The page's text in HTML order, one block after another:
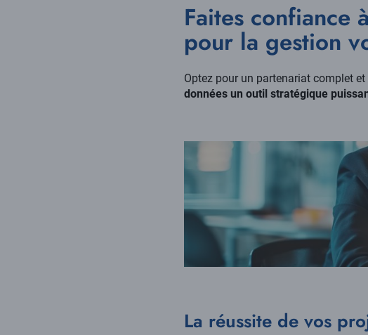
Faites confiance
pour la gestion
Optez pour un partenariat complet
données un outil stratégique
La réussite de vos